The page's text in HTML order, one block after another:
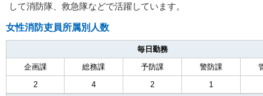
して消防隊、救急隊などで活躍しています。
女性消防吏員所属別人数
毎日勤務
企画課
総務課 予防課 警防課
2
4 2 1